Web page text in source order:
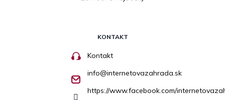
KONTAKT
Kontakt
info@internetovazahrada.sk
https://www.facebook.com/